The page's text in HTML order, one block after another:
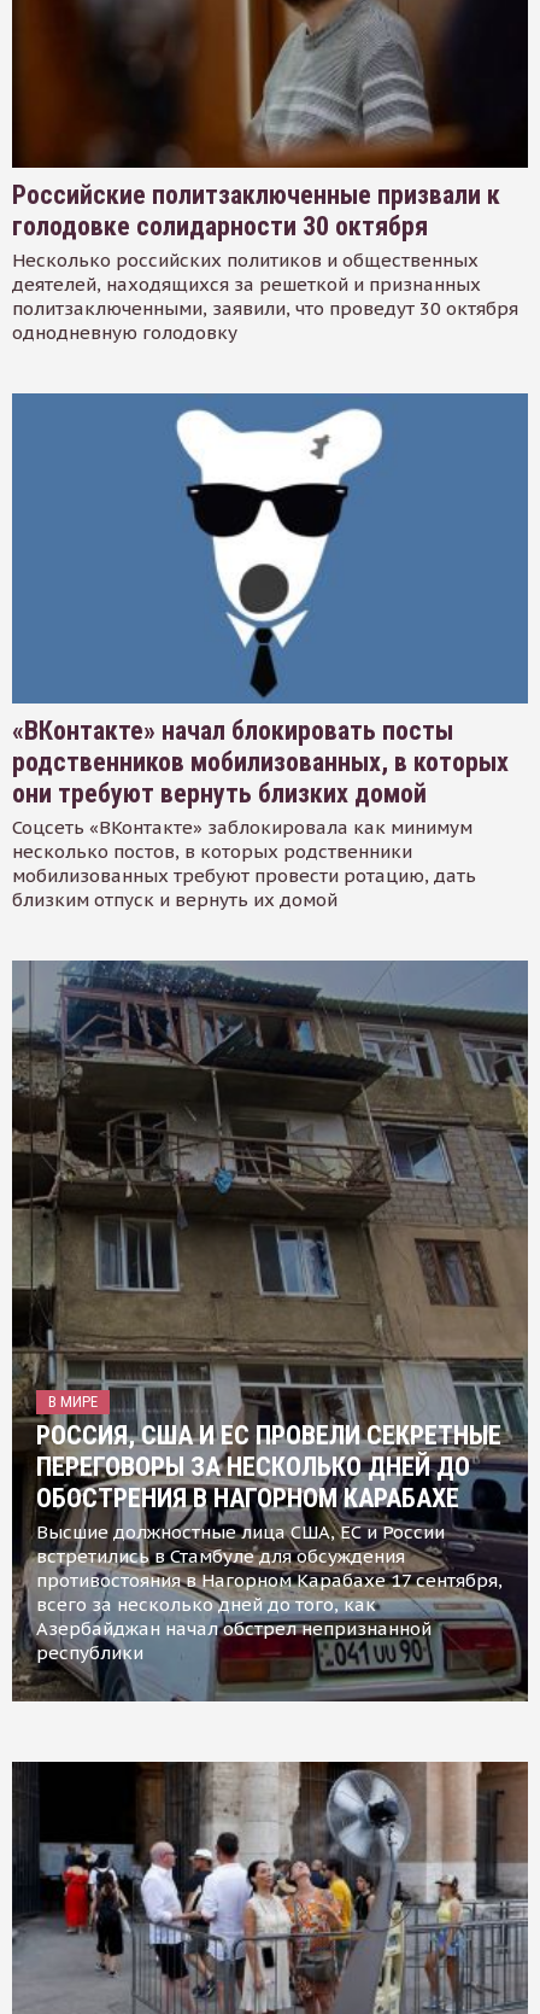
Российские политзаключенные призвали к
голодовке солидарности 30 октября
Несколько российских политиков и общественных
деятелей, находящихся за решеткой и признанных
политзаключенными, заявили, что проведут 30 октября
однодневную голодовку
«ВКонтакте» начал блокировать посты
родственников мобилизованных, в которых
они требуют вернуть близких домой
Соцсеть «ВКонтакте» заблокировала как минимум
несколько постов, в которых родственники
мобилизованных требуют провести ротацию, дать
близким отпуск и вернуть их домой
В МИРЕ
РОССИЯ, США И ЕС ПРОВЕЛИ СЕКРЕТНЫЕ
ПЕРЕГОВОРЫ ЗА НЕСКОЛЬКО ДНЕЙ ДО
ОБОСТРЕНИЯ В НАГОРНОМ КАРАБАХЕ
Высшие должностные лица США, ЕС и России
встретились в Стамбуле для обсуждения
противостояния в Нагорном Карабахе 17 сентября,
всего за несколько дней до того, как
Азербайджан начал обстрел непризнанной
республики